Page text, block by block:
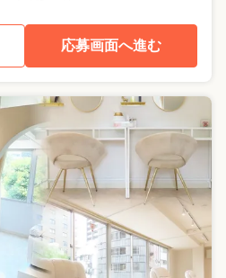
応募画面へ進む